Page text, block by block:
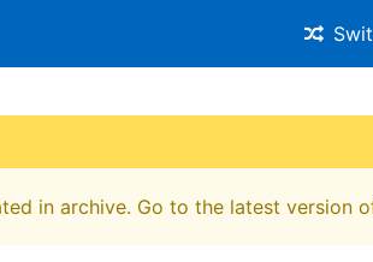
in archive. Go to the latest version